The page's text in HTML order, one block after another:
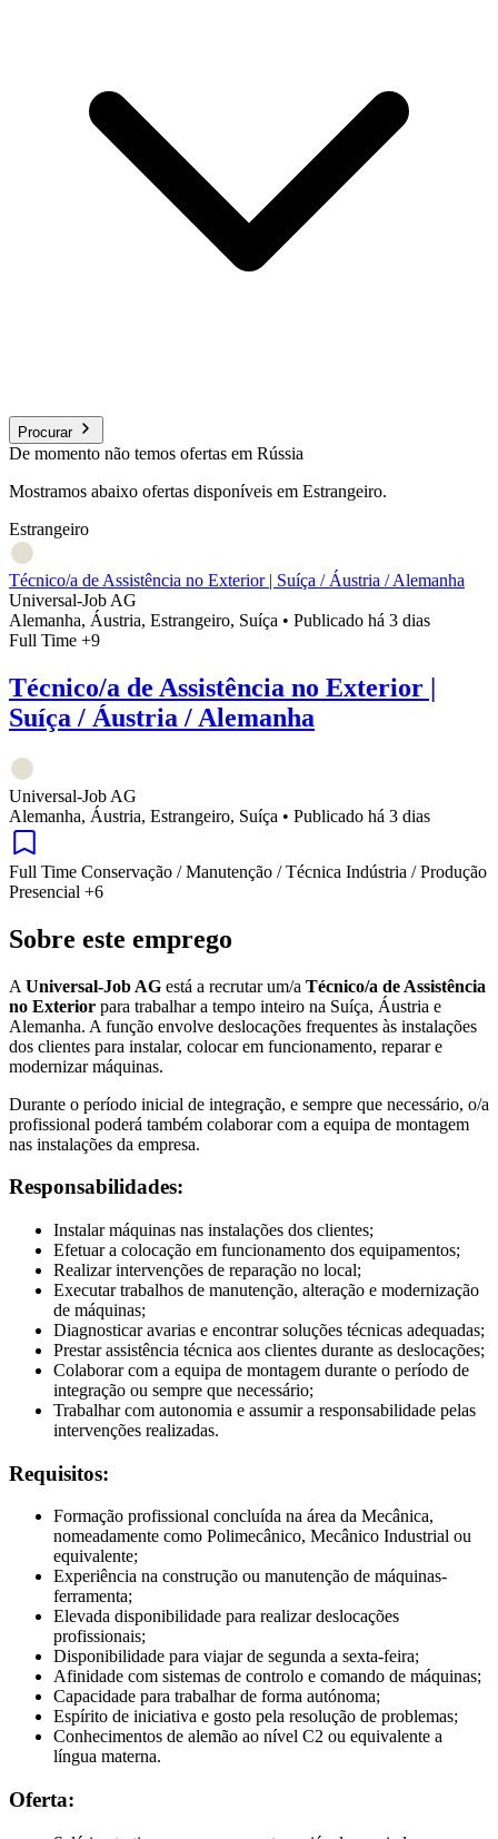
Procurar
De momento não temos ofertas em Rússia
Mostramos abaixo ofertas disponíveis em Estrangeiro.
Estrangeiro
Técnico/a de Assistência no Exterior | Suíça / Áustria / Alemanha
Universal-Job AG
Alemanha, Áustria, Estrangeiro, Suíça • Publicado há 3 dias
Full Time +9
Técnico/a de Assistência no Exterior |
Suíça / Áustria / Alemanha
Universal-Job AG
Alemanha, Áustria, Estrangeiro, Suíça • Publicado há 3 dias
Full Time Conservação / Manutenção / Técnica Indústria / Produção
Presencial +6
Sobre este emprego
A Universal-Job AG está a recrutar um/a Técnico/a de Assistência
no Exterior para trabalhar a tempo inteiro na Suíça, Áustria e
Alemanha. A função envolve deslocações frequentes às instalações
dos clientes para instalar, colocar em funcionamento, reparar e
modernizar máquinas.
Durante o período inicial de integração, e sempre que necessário, o/a
profissional poderá também colaborar com a equipa de montagem
nas instalações da empresa.
Responsabilidades:
Instalar máquinas nas instalações dos clientes;
Efetuar a colocação em funcionamento dos equipamentos;
Realizar intervenções de reparação no local;
Executar trabalhos de manutenção, alteração e modernização
de máquinas;
Diagnosticar avarias e encontrar soluções técnicas adequadas;
Prestar assistência técnica aos clientes durante as deslocações;
Colaborar com a equipa de montagem durante o período de
integração ou sempre que necessário;
Trabalhar com autonomia e assumir a responsabilidade pelas
intervenções realizadas.
Requisitos:
Formação profissional concluída na área da Mecânica,
nomeadamente como Polimecânico, Mecânico Industrial ou
equivalente;
Experiência na construção ou manutenção de máquinas-
ferramenta;
Elevada disponibilidade para realizar deslocações
profissionais;
Disponibilidade para viajar de segunda a sexta-feira;
Afinidade com sistemas de controlo e comando de máquinas;
Capacidade para trabalhar de forma autónoma;
Espírito de iniciativa e gosto pela resolução de problemas;
Conhecimentos de alemão ao nível C2 ou equivalente a
língua materna.
Oferta: